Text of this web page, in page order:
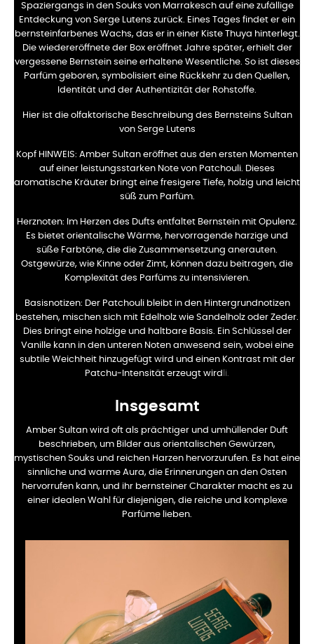
Spaziergangs in den Souks von Marrakesch auf eine zufällige
Entdeckung von Serge Lutens zurück. Eines Tages findet er ein
bernsteinfarbenes Wachs, das er in einer Kiste Thuya hinterlegt.
Die wiedereröffnete der Box eröffnet Jahre später, erhielt der
vergessene Bernstein seine erhaltene Wesentliche. So ist dieses
Parfüm geboren, symbolisiert eine Rückkehr zu den Quellen,
Identität und der Authentizität der Rohstoffe.
Hier ist die olfaktorische Beschreibung des Bernsteins Sultan
von Serge Lutens
Kopf HINWEIS: Amber Sultan eröffnet aus den ersten Momenten
auf einer leistungsstarken Note von Patchouli. Dieses
aromatische Kräuter bringt eine fresigere Tiefe, holzig und leicht
süß zum Parfüm.
Herznoten:
Im Herzen des Dufts entfaltet Bernstein mit Opulenz.
Es bietet orientalische Wärme, hervorragende harzige und
süße Farbtöne, die die Zusammensetzung anerauten.
Ostgewürze, wie Kinne oder Zimt, können dazu beitragen, die
Komplexität des Parfüms zu intensivieren.
Basisnotizen: Der Patchouli bleibt in den Hintergrundnotizen
bestehen, mischen sich mit Edelholz wie Sandelholz oder Zeder.
Dies bringt eine holzige und haltbare Basis. Ein Schlüssel der
Vanille kann in den unteren Noten anwesend sein, wobei eine
subtile Weichheit hinzugefügt wird und einen Kontrast mit der
Patchu-Intensität erzeugt wird li.
Insgesamt
Amber Sultan wird oft als prächtiger und umhüllender Duft
beschrieben, um Bilder aus orientalischen Gewürzen,
mystischen Souks und reichen Harzen hervorzurufen. Es hat eine
sinnliche und warme Aura, die Erinnerungen an den Osten
hervorrufen kann, und ihr bernsteiner Charakter macht es zu
einer idealen Wahl für diejenigen, die reiche und komplexe
Parfüme lieben.